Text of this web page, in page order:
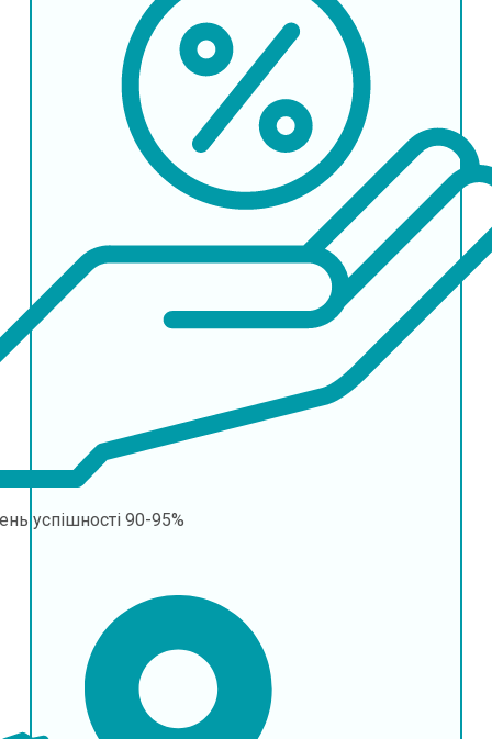
успішності 90-95%